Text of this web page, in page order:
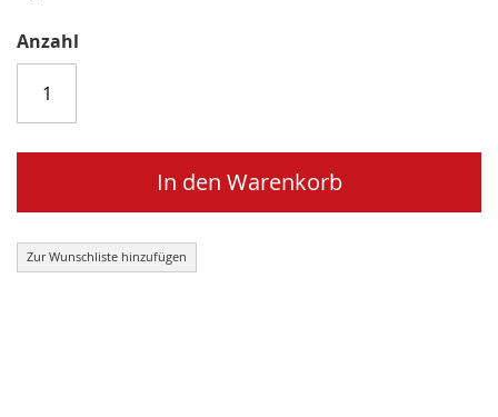
Anzahl
In den Warenkorb
Zur Wunschliste hinzufügen